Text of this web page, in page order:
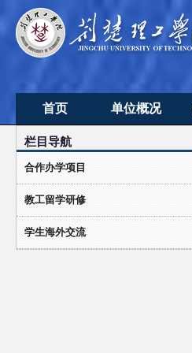
首页 单位概况
单位简介
栏目导航
合作办学项目
教工留学研修
学生海外交流